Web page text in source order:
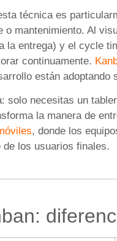
técnica es
o mantenimiento. Al
la entrega) y el cycle
continuamente.
están adoptando
solo necesitas un
la manera de
, donde los
los usuarios finales.